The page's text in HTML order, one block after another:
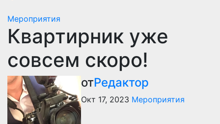
Мероприятия
Квартирник уже
совсем скоро!
отРедактор
Окт 17, 2023 Мероприятия